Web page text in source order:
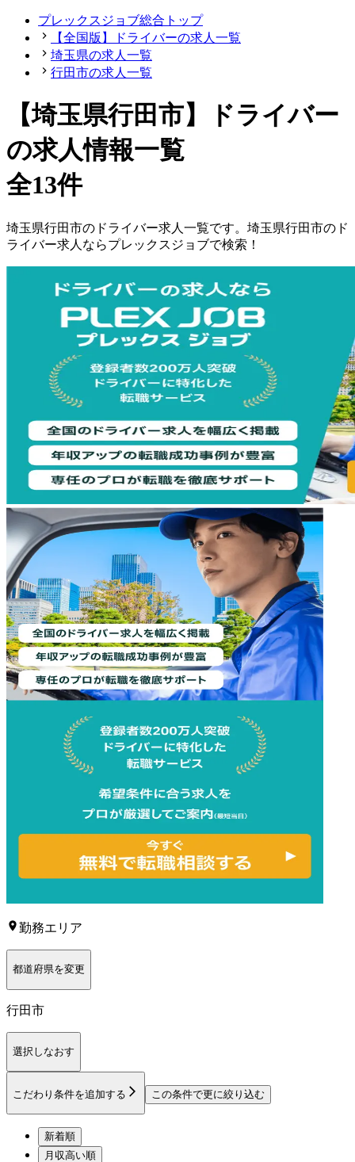
プレックスジョブ総合トップ
【全国版】ドライバーの求人一覧
埼玉県の求人一覧
行田市の求人一覧
【埼玉県行田市】ドライバー
の求人情報一覧
全13件
埼玉県行田市の ドライバー求人一覧です。 埼玉県行田市の ド
ライバー求人ならプレックスジョブで検索！
勤務エリア
都道府県を変更
行田市
選択しなおす
こだわり条件を追加する この条件で更に絞り込む
新着順
月収高い順